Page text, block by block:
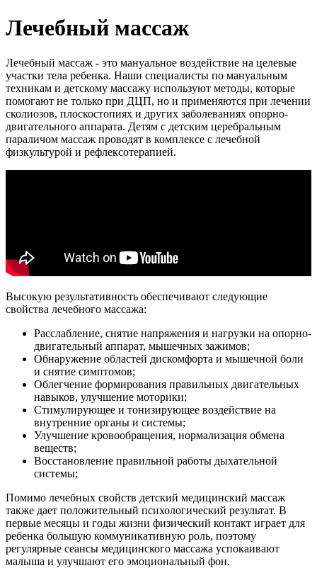
Лечебный массаж
Лечебный массаж - это мануальное воздействие на целевые
участки тела ребенка. Наши специалисты по мануальным
техникам и детскому массажу используют методы, которые
помогают не только при ДЦП, но и применяются при лечении
сколиозов, плоскостопиях и других заболеваниях опорно-
двигательного аппарата. Детям с детским церебральным
параличом массаж проводят в комплексе с лечебной
физкультурой и рефлексотерапией.
Высокую результативность обеспечивают следующие
свойства лечебного массажа:
Расслабление, снятие напряжения и нагрузки на опорно-
двигательный аппарат, мышечных зажимов;
Обнаружение областей дискомфорта и мышечной боли
и снятие симптомов;
Облегчение формирования правильных двигательных
навыков, улучшение моторики;
Стимулирующее и тонизирующее воздействие на
внутренние органы и системы;
Улучшение кровообращения, нормализация обмена
веществ;
Восстановление правильной работы дыхательной
системы;
Помимо лечебных свойств детский медицинский массаж
также дает положительный психологический результат. В
первые месяцы и годы жизни физический контакт играет для
ребенка большую коммуникативную роль, поэтому
регулярные сеансы медицинского массажа успокаивают
малыша и улучшают его эмоциональный фон.